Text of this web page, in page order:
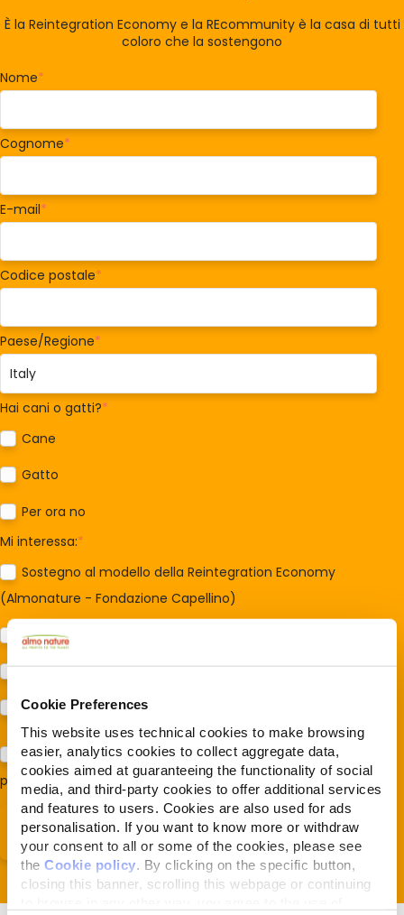
Cookie Preferences
This website uses technical cookies to make browsing
easier, analytics cookies to collect aggregate data,
cookies aimed at guaranteeing the functionality of social
media, and third-party cookies to offer additional services
and features to users. Cookies are also used for ads
personalisation. If you want to know more or withdraw
your consent to all or some of the cookies, please see
the Cookie policy . By clicking on the specific button,
closing this banner, scrolling this webpage or continuing
È la Reintegration Economy e la REcommunity è la casa di tutti
coloro che la sostengono
Nome*
Cognome*
E-mail*
Codice postale*
Paese/Regione*
Hai cani o gatti?*
Cane
Gatto
Per ora no
Mi interessa:*
Sostegno al modello della Reintegration Economy
(Almonature - Fondazione Capellino)
Protezione della biodiversità (Fondazione Capellino)
Protezione dei cani e dei gatti (Almo Nature)
Prodotti (Almo Nature)
Acconsento al trattamento dei miei dati e dichiaro di aver
preso visione dellaPrivacy Policy *